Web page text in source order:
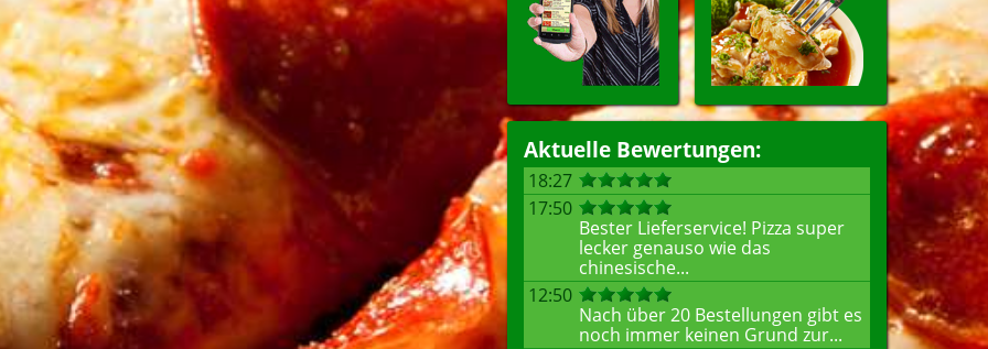
Aktuelle Bewertungen:
18:27
17:50
Bester Lieferservice! Pizza super
lecker genauso wie das
chinesische...
12:50
Nach über 20 Bestellungen gibt es
noch immer keinen Grund zur...